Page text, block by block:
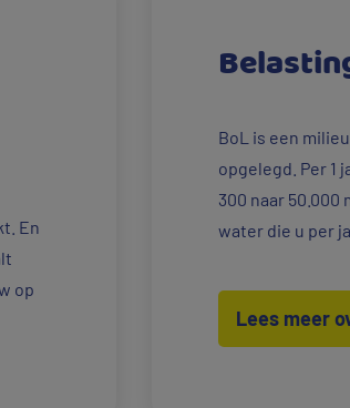
En
op
BoL is een
opgelegd. Per 1
300 naar 50.000
water die u per
Lees meer